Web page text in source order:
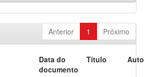
Anterior 1 Próximo
Data do
documento
Título